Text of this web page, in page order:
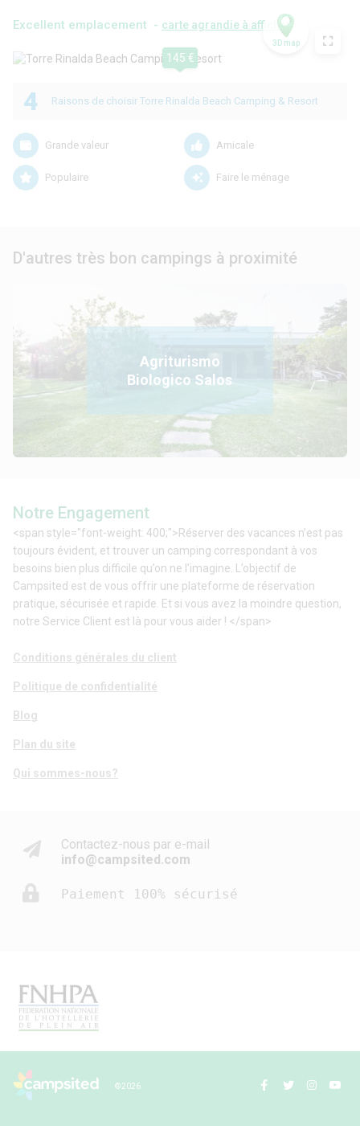
Excellent emplacement - carte agrandie à afficher
145 €
3D map
4 Raisons de choisir Torre Rinalda Beach Camping & Resort
Grande valeur Amicale
Populaire Faire le ménage
D'autres très bon campings à proximité
Agriturismo
Biologico Salos
Notre Engagement
<span style="font-weight: 400;">Réserver des vacances n’est pas
toujours évident, et trouver un camping correspondant à vos
besoins bien plus difficile qu’on ne l’imagine. L’objectif de
Campsited est de vous offrir une plateforme de réservation
pratique, sécurisée et rapide. Et si vous avez la moindre question,
notre Service Client est là pour vous aider ! </span>
Conditions générales du client
Politique de confidentialité
Blog
Plan du site
Qui sommes-nous?
Contactez-nous par e-mail
info@campsited.com
Paiement 100% sécurisé
© 2026